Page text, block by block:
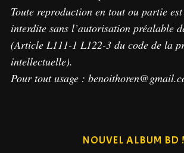
Toute reproduction en tout ou partie
interdite sans l’autorisation préalable
(Article L111-1 L122-3 du code de la
intellectuelle).
Pour tout usage :
NOUVEL ALBUM BD !